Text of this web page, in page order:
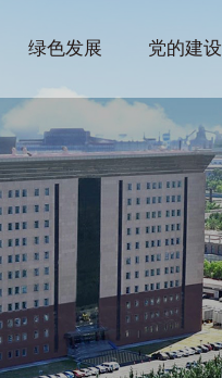
绿色发展 党的建设